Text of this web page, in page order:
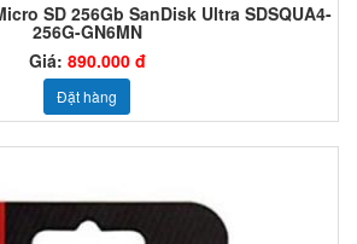
SD 256Gb SanDisk Ultra SDSQUA4-
256G-GN6MN
Giá: 890.000 đ
Đặt hàng